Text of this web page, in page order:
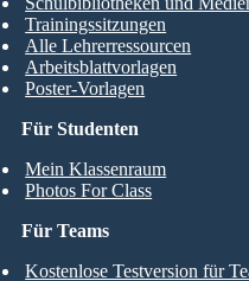
Für Studenten
Mein Klassenraum
Photos For Class
Trainingssitzungen
Alle Lehrerressourcen
Arbeitsblattvorlagen
Poster-Vorlagen
Für Teams
Kostenlose Testversion für